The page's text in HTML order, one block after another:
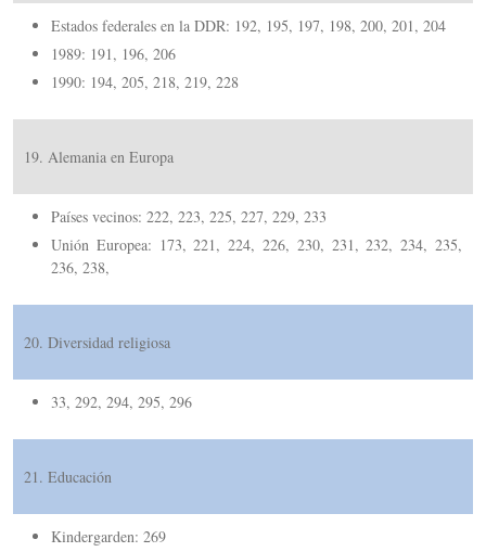
Estados federales en la DDR: 192, 195, 197, 198, 200, 201, 204
1989: 191, 196, 206
1990: 194, 205, 218, 219, 228
19. Alemania en Europa
Países vecinos: 222, 223, 225, 227, 229, 233
Unión Europea: 173, 221, 224, 226, 230, 231, 232, 234, 235,
236, 238,
20. Diversidad religiosa
33, 292, 294, 295, 296
21. Educación
Kindergarden: 269